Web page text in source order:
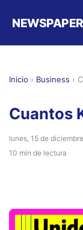
Inicio › Business ›
Cuantos
lunes, 15 de
10 min de lectura